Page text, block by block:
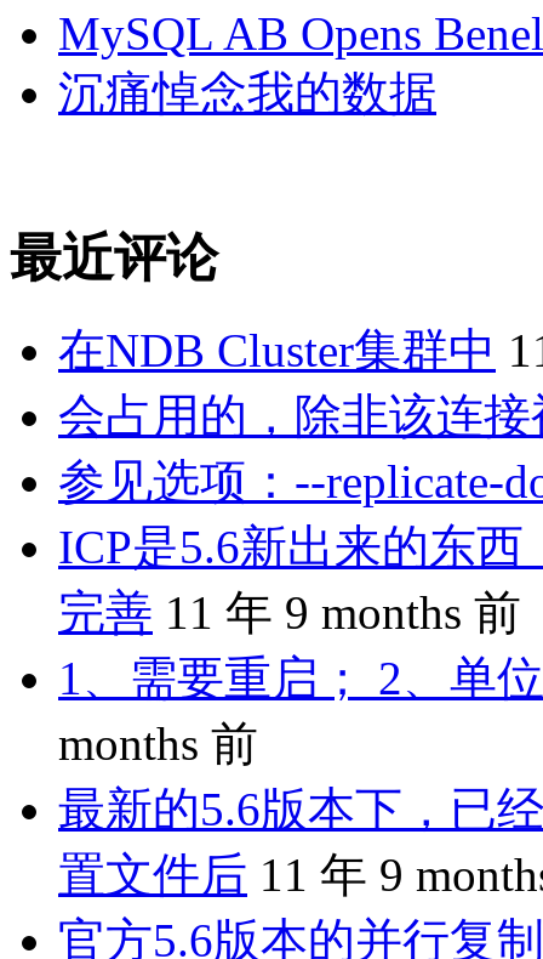
MySQL AB Opens
沉痛悼念我的数据
最近评论
在NDB Cluster集群中
会占用的，除非该连
参见选项：--replicate-
ICP是5.6新出来的东
完善 11 年 9 months 前
1、需要重启； 2、单
months 前
最新的5.6版本下，已
置文件后 11 年 9
官方5.6版本的并行复